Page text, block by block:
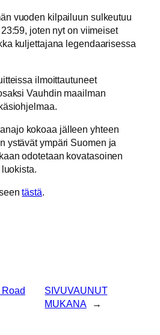
vuoden kilpailuun sulkeutuu
joten nyt on viimeiset
kuljettajana legendaarisessa
ilmoittautuneet
Vauhdin maailman
kokoaa jälleen yhteen
ystävät ympäri Suomen ja
odotetaan kovatasoinen
tästä.
SIVUVAUNUT
MUKANA
→